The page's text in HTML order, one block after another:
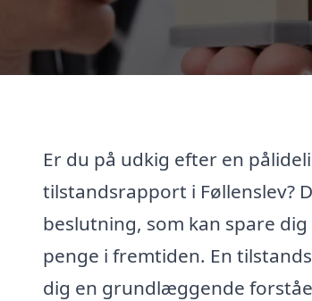
Er du på udkig efter en
tilstandsrapport i Føllenslev?
beslutning, som kan spare
penge i fremtiden. En
dig en grundlæggende